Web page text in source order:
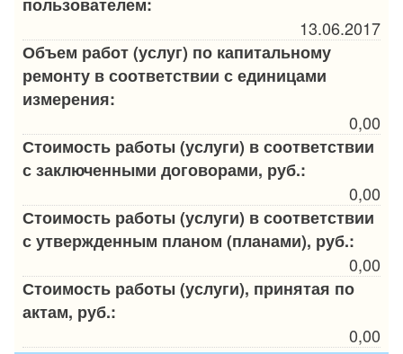
13.06.2017
Объем работ (услуг) по капитальному
ремонту в соответствии с единицами
измерения:
0,00
Стоимость работы (услуги) в соответствии
с заключенными договорами, руб.:
0,00
Стоимость работы (услуги) в соответствии
с утвержденным планом (планами), руб.:
0,00
Стоимость работы (услуги), принятая по
актам, руб.:
0,00